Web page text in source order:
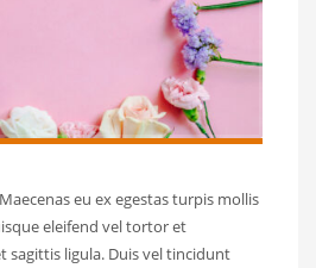
eu ex egestas turpis mollis
eleifend vel tortor et
sagittis ligula. Duis vel tincidunt